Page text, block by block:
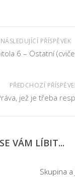
NÁSLEDUJÍCÍ PŘÍSPĚVEK
6 – Ostatní
PŘEDCHOZÍ
jež je třeba
VÁM LÍBIT...
Skupina